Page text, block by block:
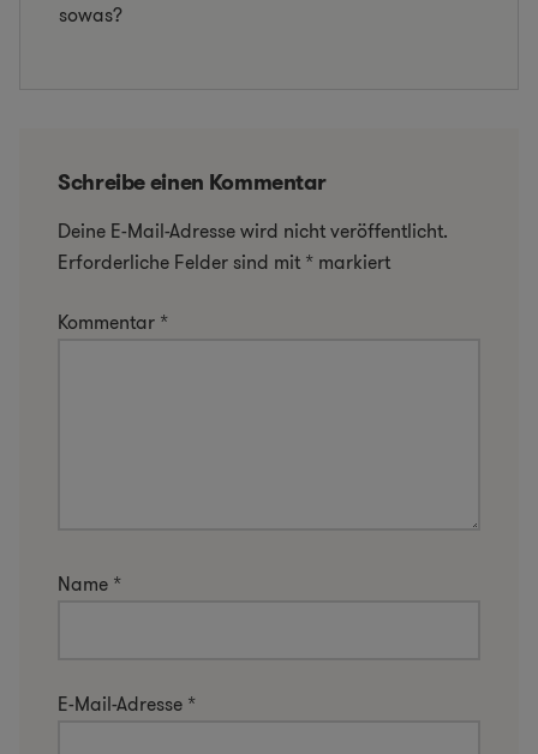
sowas?
Schreibe einen Kommentar
Deine E-Mail-Adresse wird nicht veröffentlicht.
Erforderliche Felder sind mit * markiert
Kommentar *
Name *
E-Mail-Adresse *